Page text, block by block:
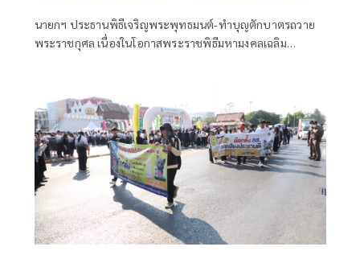
นายกฯ ประธานพิธีเจริญพระพุทธมนต์-ทำบุญตักบาตรถวาย
พระราชกุศล เนื่องในโอกาสพระราชพิธีมหามงคลเฉลิม